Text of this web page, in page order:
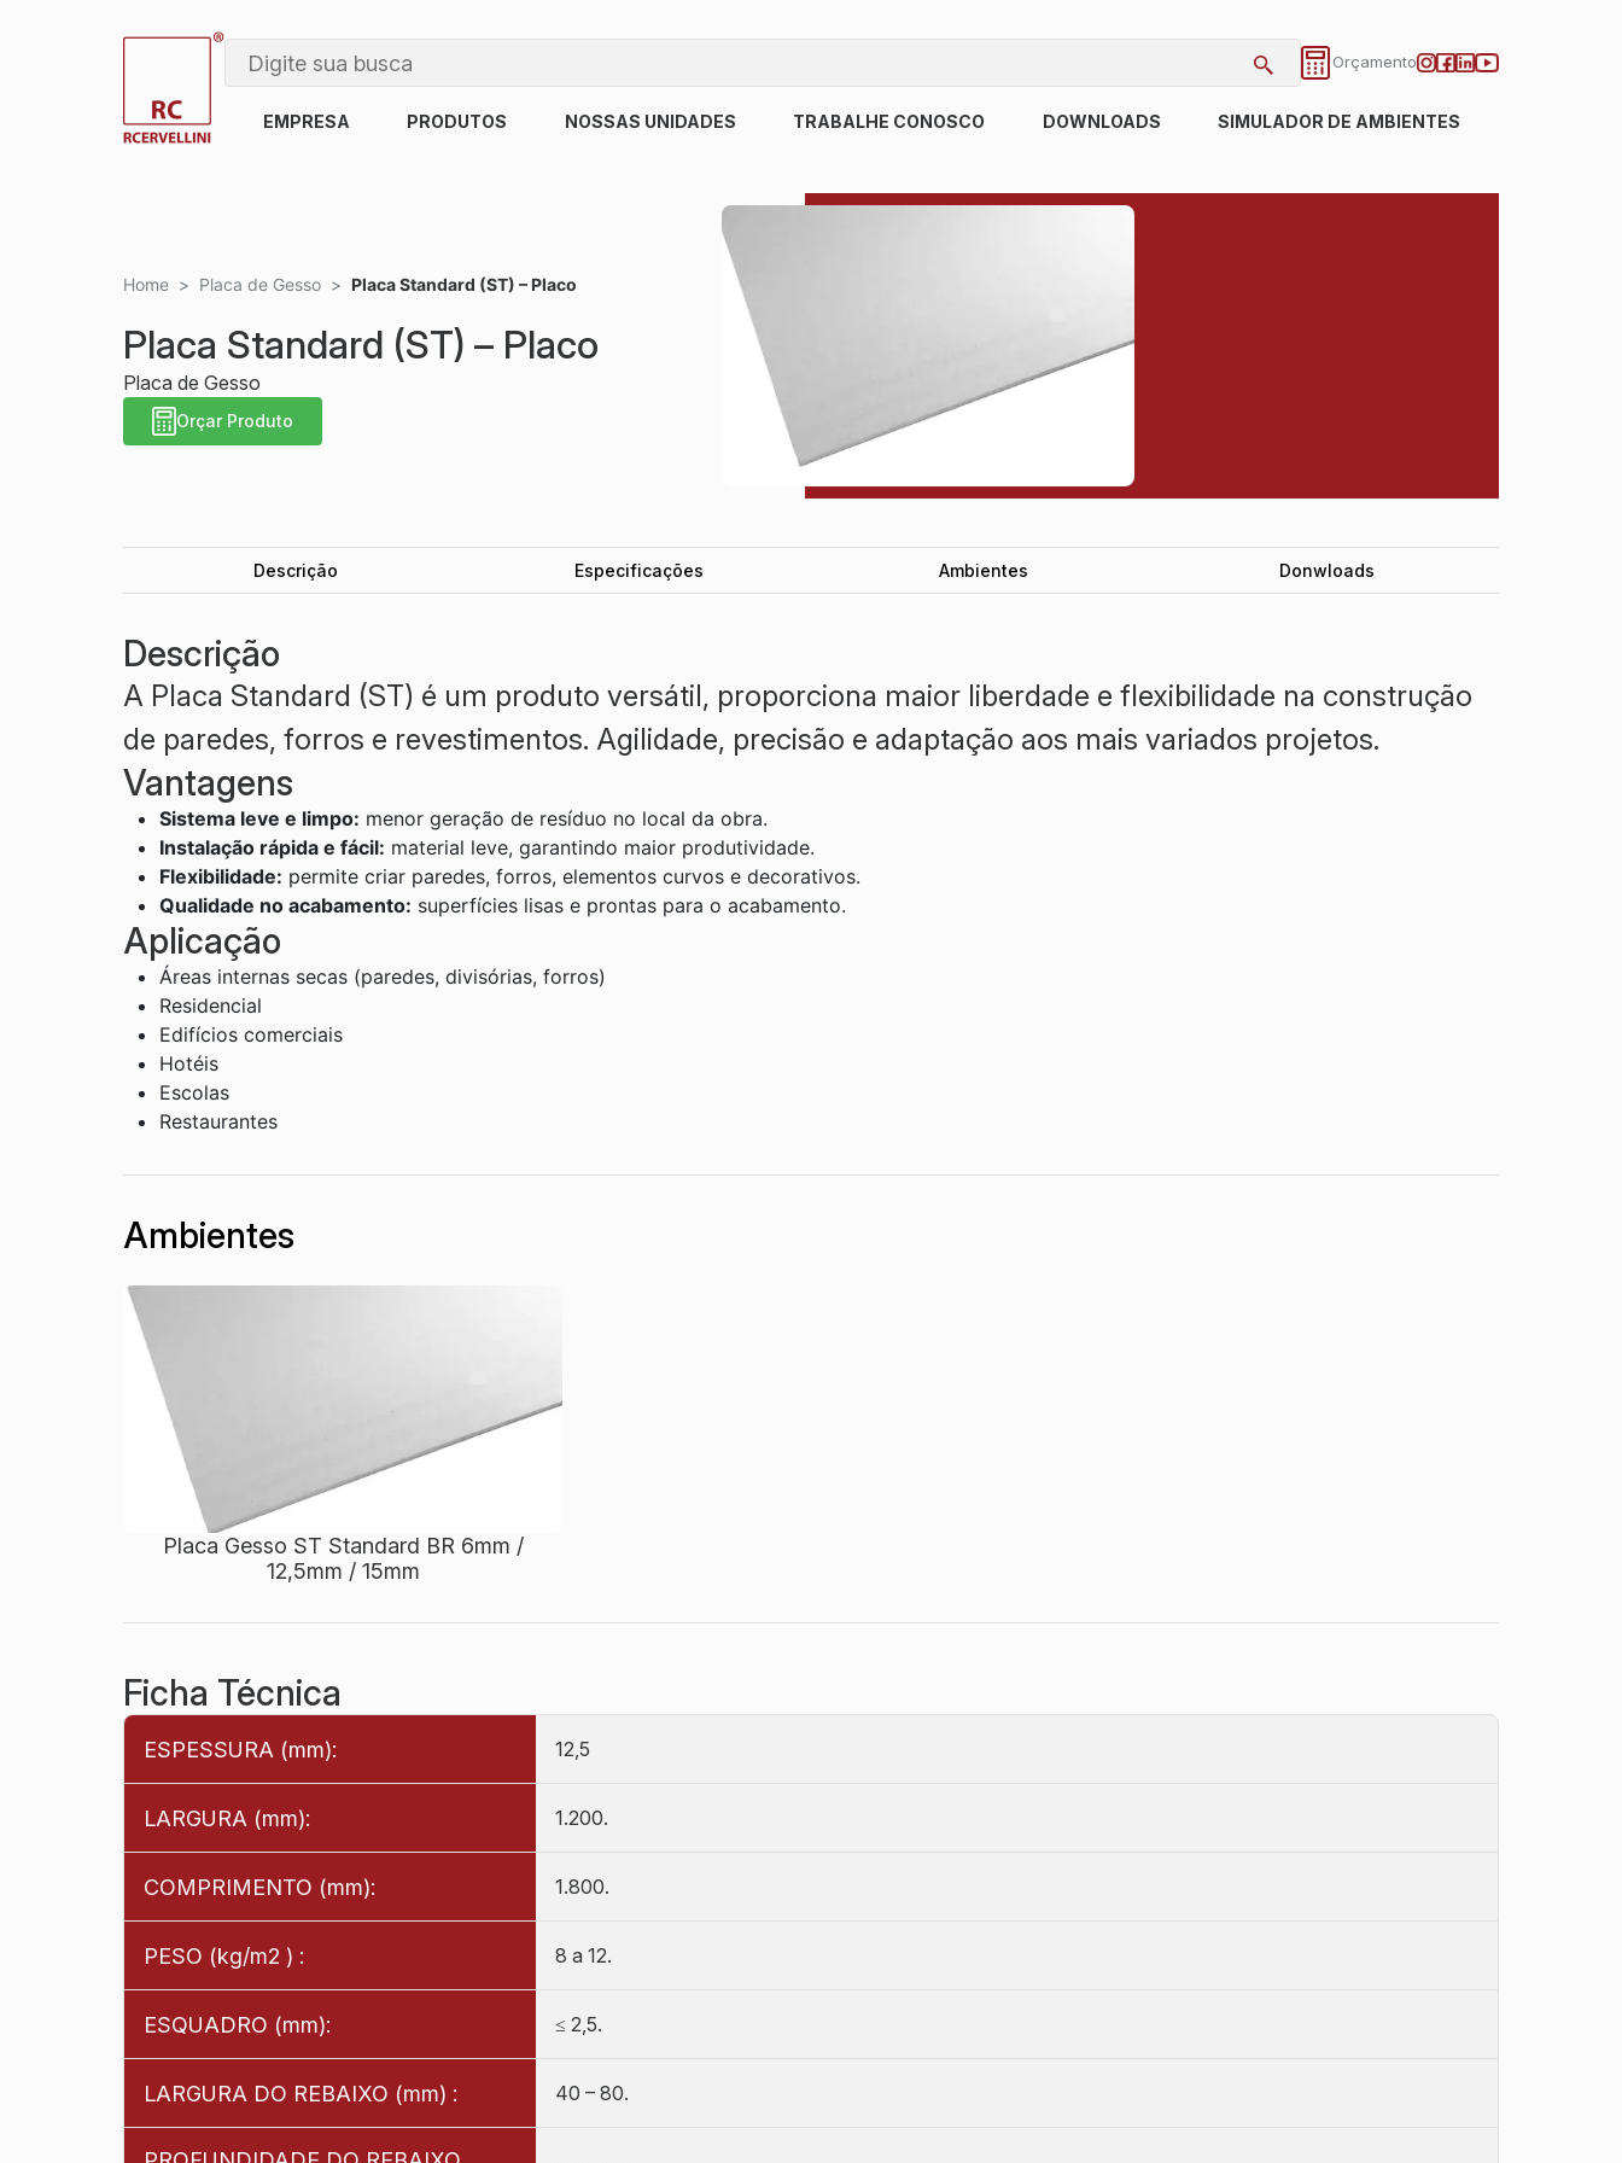
Orçamento
EMPRESA PRODUTOS NOSSAS UNIDADES TRABALHE CONOSCO DOWNLOADS SIMULADOR DE AMBIENTES
Home > Placa de Gesso > Placa Standard (ST) – Placo
Placa Standard (ST) – Placo
Placa de Gesso
Orçar Produto
Descrição Especificações Ambientes Donwloads
Descrição
A Placa Standard (ST) é um produto versátil, proporciona maior liberdade e flexibilidade na construção
de paredes, forros e revestimentos. Agilidade, precisão e adaptação aos mais variados projetos.
Vantagens
Sistema leve e limpo: menor geração de resíduo no local da obra.
Instalação rápida e fácil: material leve, garantindo maior produtividade.
Flexibilidade: permite criar paredes, forros, elementos curvos e decorativos.
Qualidade no acabamento: superfícies lisas e prontas para o acabamento.
Aplicação
Áreas internas secas (paredes, divisórias, forros)​
Residencial​
Edifícios comerciais​
Hotéis​
Escolas​
Restaurantes​
Ambientes
Placa Gesso ST Standard BR 6mm /
12,5mm / 15mm
Ficha Técnica
ESPESSURA (mm): 12,5
LARGURA (mm): 1.200.
COMPRIMENTO (mm): 1.800.
PESO (kg/m2 ) : 8 a 12.
ESQUADRO (mm): ≤ 2,5.
LARGURA DO REBAIXO (mm) : 40 – 80.